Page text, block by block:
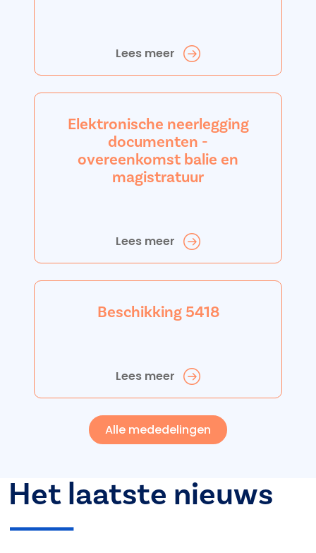
Lees meer
Elektronische neerlegging
documenten -
overeenkomst balie en
magistratuur
Lees meer
Beschikking 5418
Lees meer
Alle mededelingen
Het laatste nieuws